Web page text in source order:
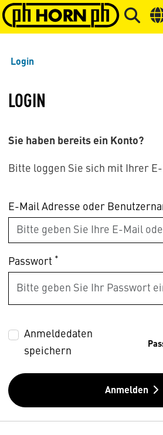
Springe zu Hauptinhalt Springe
Login
LOGIN
Sie haben bereits ein Konto?
Bitte loggen Sie sich mit Ihrer
E-Mail Adresse oder
Passwort *
Anmeldedaten
speichern
Anmelden